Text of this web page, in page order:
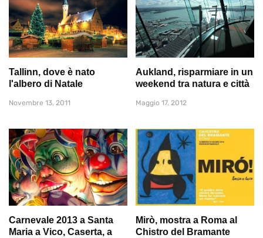
Tallinn, dove è nato
l'albero di Natale
Novembre 13, 2011
Aukland, risparmiare in un
weekend tra natura e città
Maggio 17, 2012
Carnevale 2013 a Santa
Maria a Vico, Caserta, a
Mirò, mostra a Roma al
Chistro del Bramante